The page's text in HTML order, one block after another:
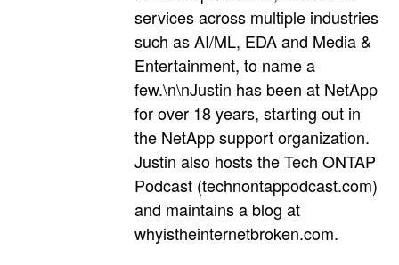
services across multiple industries
such as AI/ML, EDA and Media &
Entertainment, to name a
few.\n\nJustin has been at NetApp
for over 18 years, starting out in
the NetApp support organization.
Justin also hosts the Tech ONTAP
Podcast (technontappodcast.com)
and maintains a blog at
whyistheinternetbroken.com.